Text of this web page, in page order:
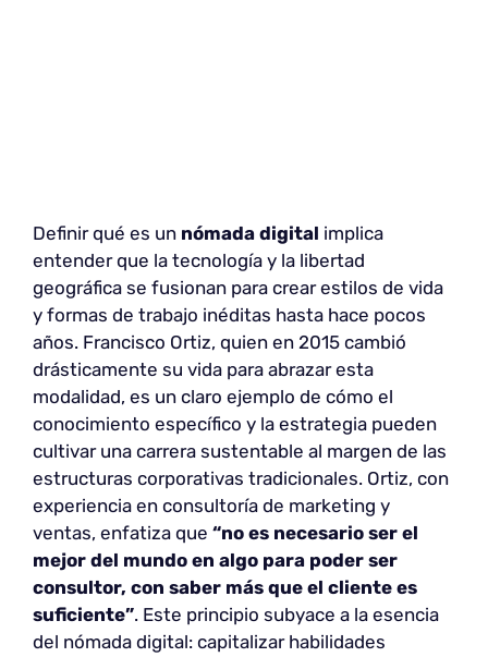
Definir qué es un nómada digital implica
entender que la tecnología y la libertad
geográfica se fusionan para crear estilos de vida
y formas de trabajo inéditas hasta hace pocos
años. Francisco Ortiz, quien en 2015 cambió
drásticamente su vida para abrazar esta
modalidad, es un claro ejemplo de cómo el
conocimiento específico y la estrategia pueden
cultivar una carrera sustentable al margen de las
estructuras corporativas tradicionales. Ortiz, con
experiencia en consultoría de marketing y
ventas, enfatiza que “no es necesario ser el
mejor del mundo en algo para poder ser
consultor, con saber más que el cliente es
suficiente”. Este principio subyace a la esencia
del nómada digital: capitalizar habilidades